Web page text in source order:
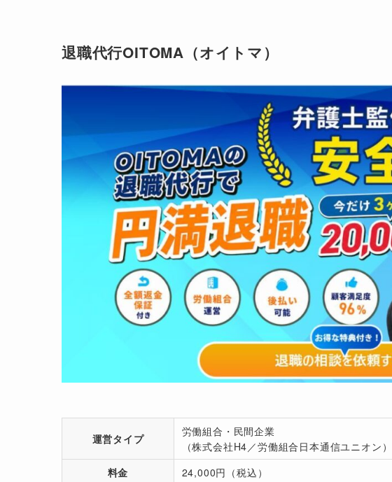
退職代行ネルサポ 15,000円
男の退職代行 18,800円～ 公式サイト
弁護士法人みやび 27,500円～ 公式サイト
退職代行もう限界 8,800円～ 公式サイト
退職代行カクヤス 9,980円～
退職代行OITOMA（オイトマ）
運営タイプ
労働組合・民間企業
（株式会社H4／労働組合日本通信ユニオン）
料金
24,000円（税込）